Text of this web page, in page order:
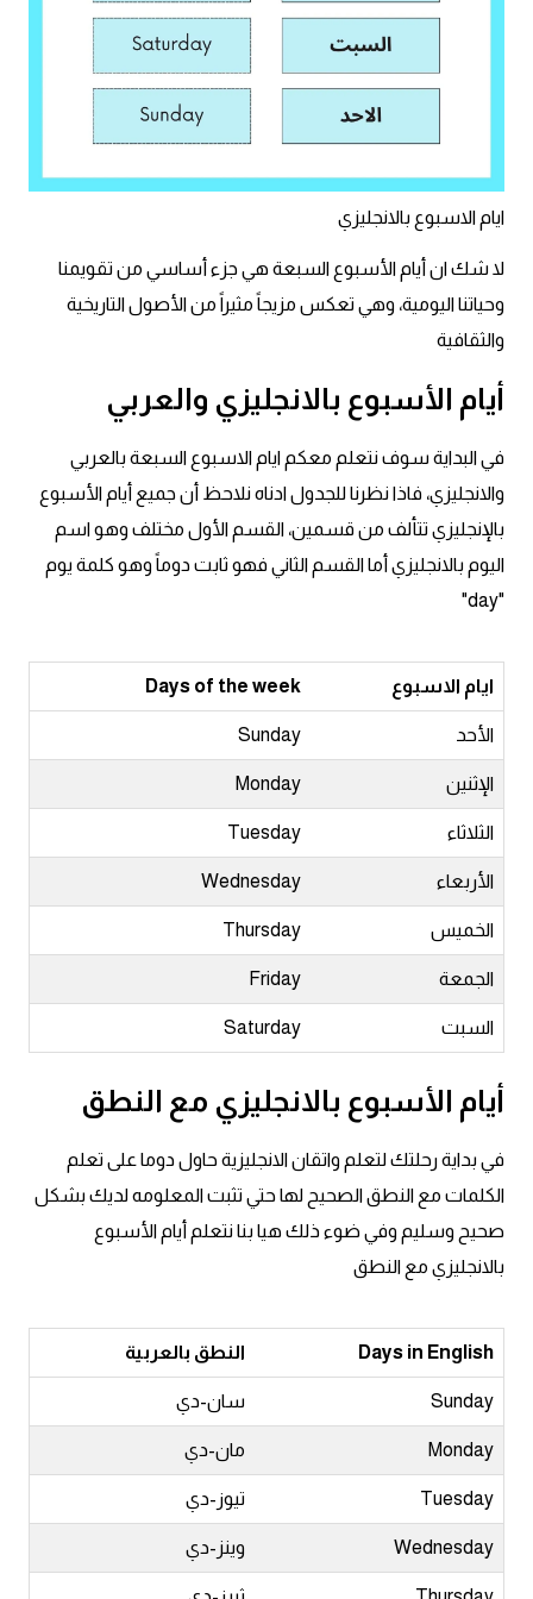
ايام الاسبوع بالانجليزي
عبارات انجليزية قصيرة عميقة
الرتب العسكرية بالانجليزي
ضمائر الفاعل
الحروف الانجليزية كبتل وسمول
pm
am
الابراج بالانجليزي
كلمات بحرف a
كلمات بحرف b
كلمات بحرف c
كلمات بحرف d
كلمات بحرف e
كلمات بحرف f
كلمات بحرف g
كلمات بحرف h
كلمات بحرف i
كلمات بحرف k
كلمات بحرف l
كلمات بحرف m
كلمات بحرف n
ايام الاسبوع بالانجليزي
لا شك ان أيام الأسبوع السبعة هي جزء أساسي من تقويمنا
وحياتنا اليومية، وهي تعكس مزيجاً مثيراً من الأصول التاريخية
والثقافية
أيام الأسبوع بالانجليزي والعربي
في البداية سوف نتعلم معكم ايام الاسبوع السبعة بالعربي
والانجليزي، فاذا نظرنا للجدول ادناه نلاحظ أن جميع أيام الأسبوع
بالإنجليزي تتألف من قسمين، القسم الأول مختلف وهو اسم
اليوم بالانجليزي أما القسم الثاني فهو ثابت دوماً وهو كلمة يوم
"day"
ايام الاسبوع Days of the week
الأحد Sunday
الإثنين Monday
الثلاثاء Tuesday
الأربعاء Wednesday
الخميس Thursday
الجمعة Friday
السبت Saturday
أيام الأسبوع بالانجليزي مع النطق
في بداية رحلتك لتعلم واتقان الانجليزية حاول دوما على تعلم
الكلمات مع النطق الصحيح لها حتي تثبت المعلومه لديك بشكل
صحيح وسليم وفي ضوء ذلك هيا بنا نتعلم أيام الأسبوع
بالانجليزي مع النطق
Days in English النطق بالعربية
Sunday سان-دي
Monday مان-دي
Tuesday تيوز-دي
Wednesday وينز-دي